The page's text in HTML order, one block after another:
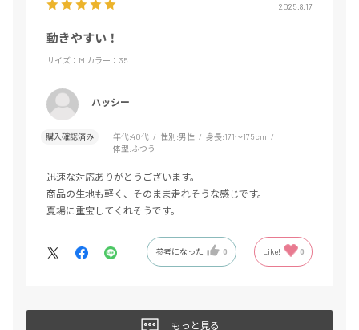
2025.8.17
動きやすい！
サイズ：M カラー：35
ハッシー
購入確認済み 年代:40代 性別:男性 身長:171～175cm
体型:ふつう
迅速な対応ありがとうございます。
商品の生地も軽く、そのまま走れそうな感じです。
夏場に重宝してくれそうです。
参考になった 0 Like! 0
もっと見る